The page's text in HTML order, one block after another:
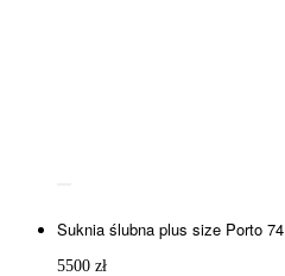
Suknia ślubna plus size Porto 74
5500 zł